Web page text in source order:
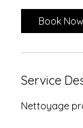
Book Now
Service
Nettoyage